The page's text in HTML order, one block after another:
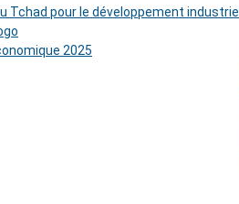
Tchad pour le développement industriel
2025